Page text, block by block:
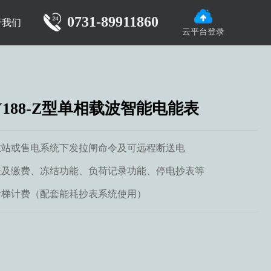
云平台登录
0731-89911860
们
Z型单相载波智能电能表
或售电系统下发拉闸命令及可远程断送电
缴费、冻结功能、负荷记录功能、停电抄表等
计费（配套能耗抄表系统使用）